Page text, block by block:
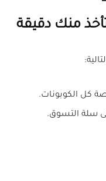
منك دقيقة
كل الكوبونات.
سلة التسوق.